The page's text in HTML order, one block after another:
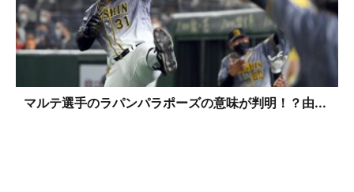
マルテ選手のラパンパラポーズの意味が判明！？由...